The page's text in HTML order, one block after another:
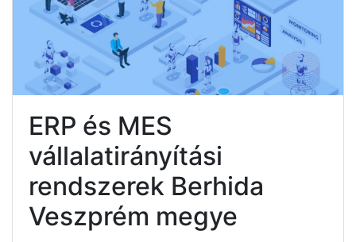
ERP és MES
vállalatirányítási
rendszerek Berhida
Veszprém megye